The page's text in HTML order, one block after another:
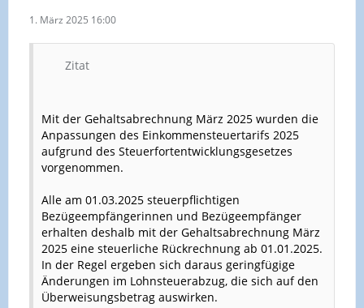
1. März 2025 16:00
Zitat
Mit der Gehaltsabrechnung März 2025 wurden die
Anpassungen des Einkommensteuertarifs 2025
aufgrund des Steuerfortentwicklungsgesetzes
vorgenommen.
Alle am 01.03.2025 steuerpflichtigen
Bezügeempfängerinnen und Bezügeempfänger
erhalten deshalb mit der Gehaltsabrechnung März
2025 eine steuerliche Rückrechnung ab 01.01.2025.
In der Regel ergeben sich daraus geringfügige
Änderungen im Lohnsteuerabzug, die sich auf den
Überweisungsbetrag auswirken.